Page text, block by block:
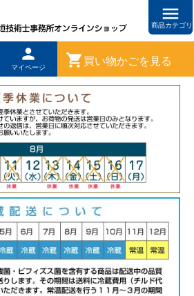
menu
商品カテゴリ
マイページ shopping_cart 買い物かごを見る